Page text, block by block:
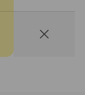
close